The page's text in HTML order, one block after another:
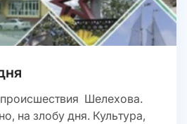
Шелехова.
на злобу дня. Культура,